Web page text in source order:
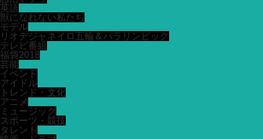
英語
獣になれない私たち
モデル
リオデジャネイロ五輪＆パラリンピック
テレビ番組
福袋2018
芸能
イベント
アイドル
トレンド・文化
アニメ
ミュージック
スポーツ・競技
タレント